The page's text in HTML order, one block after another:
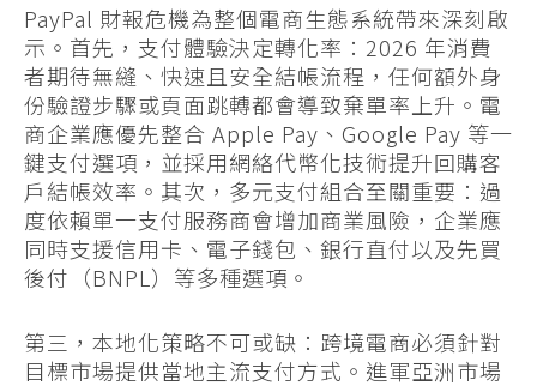
PayPal 財報危機為整個電商生態系統帶來深刻啟
示。首先，支付體驗決定轉化率：2026 年消費
者期待無縫、快速且安全結帳流程，任何額外身
份驗證步驟或頁面跳轉都會導致棄單率上升。電
商企業應優先整合 Apple Pay、Google Pay 等一
鍵支付選項，並採用網絡代幣化技術提升回購客
戶結帳效率。其次，多元支付組合至關重要：過
度依賴單一支付服務商會增加商業風險，企業應
同時支援信用卡、電子錢包、銀行直付以及先買
後付（BNPL）等多種選項。
第三，本地化策略不可或缺：跨境電商必須針對
目標市場提供當地主流支付方式。進軍亞洲市場